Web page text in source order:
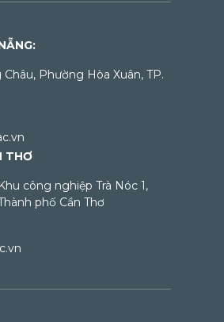
Phường Hòa Xuân, TP.
THƠ
công nghiệp Trà Nóc 1,
phố Cần Thơ